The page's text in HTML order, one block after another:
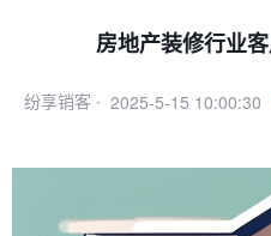
房地产装修行业
纷享销客 · 2025-5-15 10:00:30